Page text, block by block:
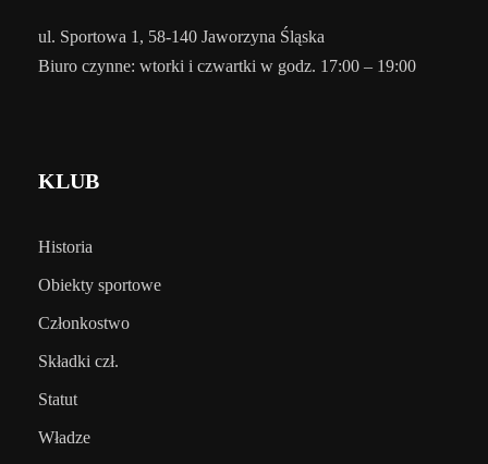
ul. Sportowa 1, 58-140 Jaworzyna Śląska
Biuro czynne: wtorki i czwartki w godz. 17:00 – 19:00
KLUB
Historia
Obiekty sportowe
Członkostwo
Składki czł.
Statut
Władze